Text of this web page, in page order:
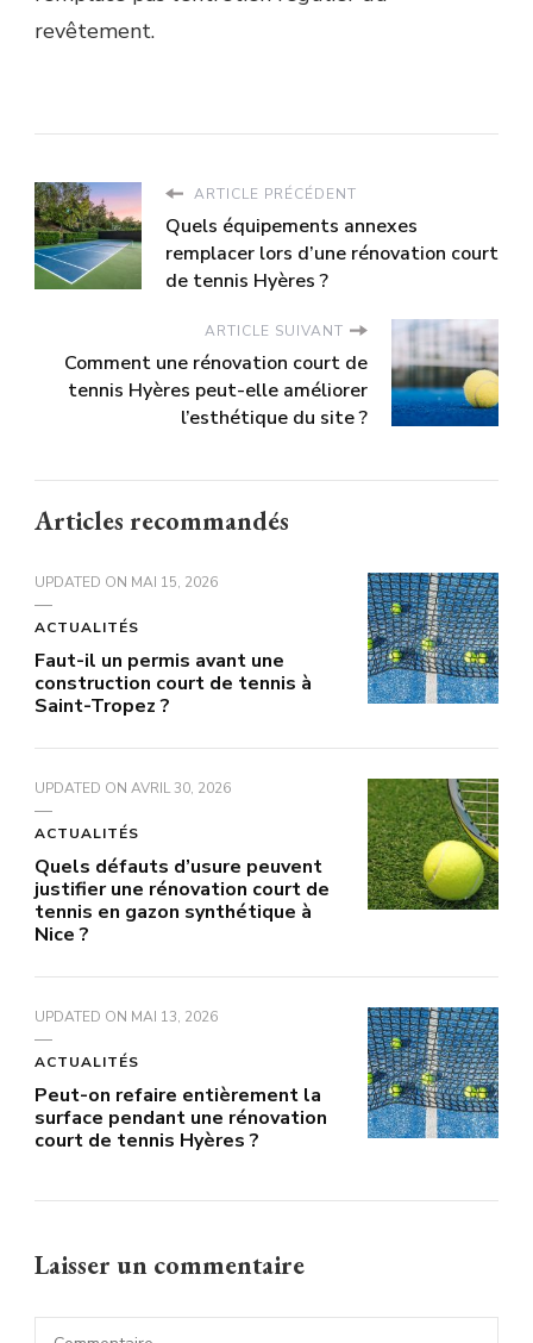
revêtement.
ARTICLE PRÉCÉDENT
Quels équipements annexes
remplacer lors d’une rénovation court
de tennis Hyères ?
ARTICLE SUIVANT
Comment une rénovation court de
tennis Hyères peut-elle améliorer
l’esthétique du site ?
Articles recommandés
UPDATED ON MAI 15, 2026
ACTUALITÉS
Faut-il un permis avant une
construction court de tennis à
Saint-Tropez ?
UPDATED ON AVRIL 30, 2026
ACTUALITÉS
Quels défauts d’usure peuvent
justifier une rénovation court de
tennis en gazon synthétique à
Nice ?
UPDATED ON MAI 13, 2026
ACTUALITÉS
Peut-on refaire entièrement la
surface pendant une rénovation
court de tennis Hyères ?
Laisser un commentaire